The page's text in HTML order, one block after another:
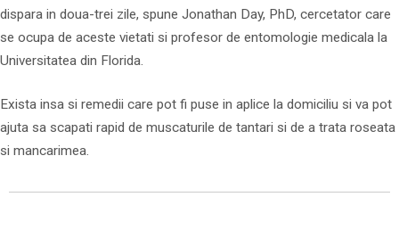
dispara in doua-trei zile, spune Jonathan Day, PhD, cercetator care
se ocupa de aceste vietati si profesor de entomologie medicala la
Universitatea din Florida.
Exista insa si remedii care pot fi puse in aplice la domiciliu si va pot
ajuta sa scapati rapid de muscaturile de tantari si de a trata roseata
si mancarimea.